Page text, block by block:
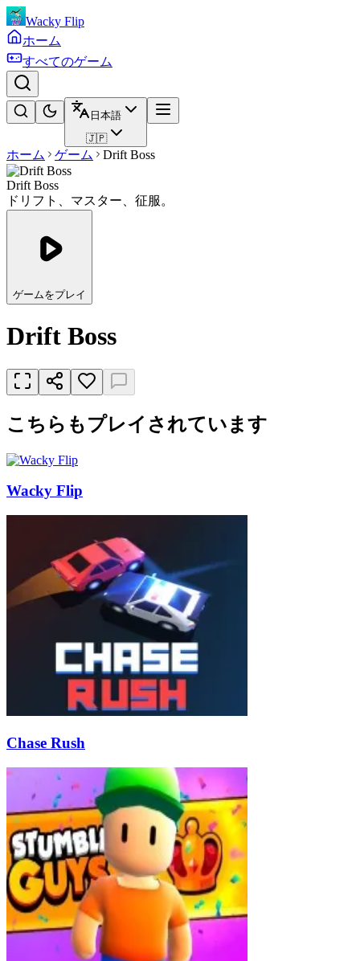
Wacky Flip
ホーム
すべてのゲーム
日本語
🇯🇵
ホーム ゲーム Drift Boss
Drift Boss
ドリフト、マスター、征服。
ゲームをプレイ
Drift Boss
こちらもプレイされています
Wacky Flip
Chase Rush